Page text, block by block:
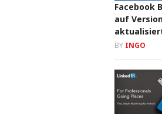
Facebook
auf
BY INGO